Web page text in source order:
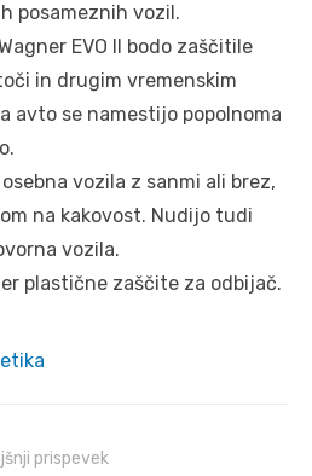
posameznih vozil.
EVO II bodo zaščitile
in drugim vremenskim
avto se namestijo popolnoma
vozila z sanmi ali brez,
na kakovost. Nudijo tudi
vozila.
plastične zaščite za odbijač.
prispevek